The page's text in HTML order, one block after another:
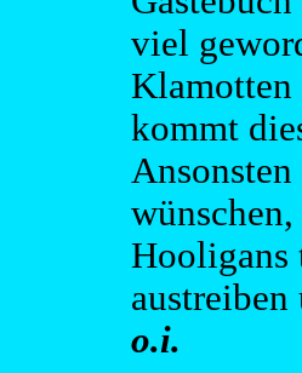
viel
kommt
Hooligans
austreiben
o.i.